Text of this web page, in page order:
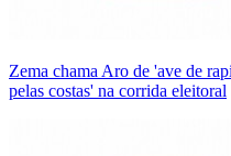
Zema chama Aro de 'ave de
pelas costas' na corrida eleitoral